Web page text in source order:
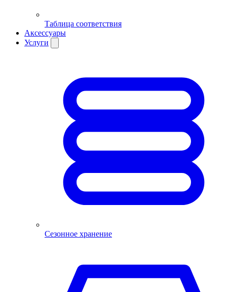
Таблица соответствия
Аксессуары
Услуги
Сезонное хранение